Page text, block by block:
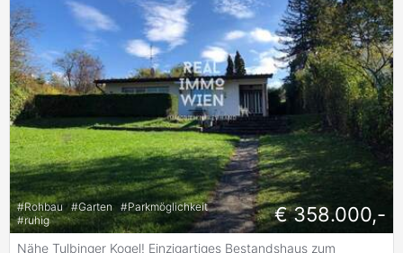
#Rohbau #Garten #Parkmöglichkeit
#ruhig € 358.000,-
Nähe Tulbinger Kogel! Einzigartiges Bestandshaus zum